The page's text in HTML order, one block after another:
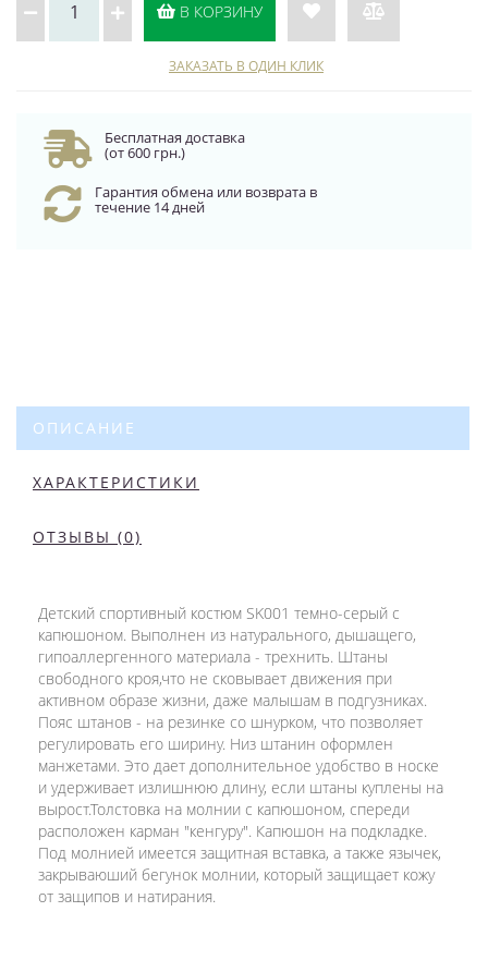
В КОРЗИНУ
ЗАКАЗАТЬ В ОДИН КЛИК
Бесплатная доставка
(от 600 грн.)
Гарантия обмена или возврата в
течение 14 дней
ОПИСАНИЕ
ХАРАКТЕРИСТИКИ
ОТЗЫВЫ (0)
Детский спортивный костюм SK001 темно-серый с
капюшоном. Выполнен из натурального, дышащего,
гипоаллергенного материала - трехнить. Штаны
свободного кроя,что не сковывает движения при
активном образе жизни, даже малышам в подгузниках.
Пояс штанов - на резинке со шнурком, что позволяет
регулировать его ширину. Низ штанин оформлен
манжетами. Это дает дополнительное удобство в носке
и удерживает излишнюю длину, если штаны куплены на
вырост.Толстовка на молнии с капюшоном, спереди
расположен карман "кенгуру". Капюшон на подкладке.
Под молнией имеется защитная вставка, а также язычек,
закрываюший бегунок молнии, который защищает кожу
от защипов и натирания.